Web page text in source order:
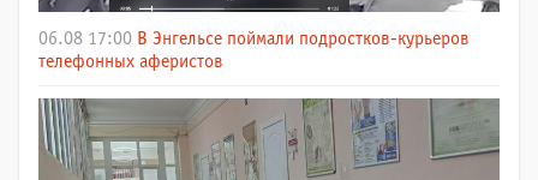
06.08 17:00 В Энгельсе поймали подростков-курьеров
телефонных аферистов